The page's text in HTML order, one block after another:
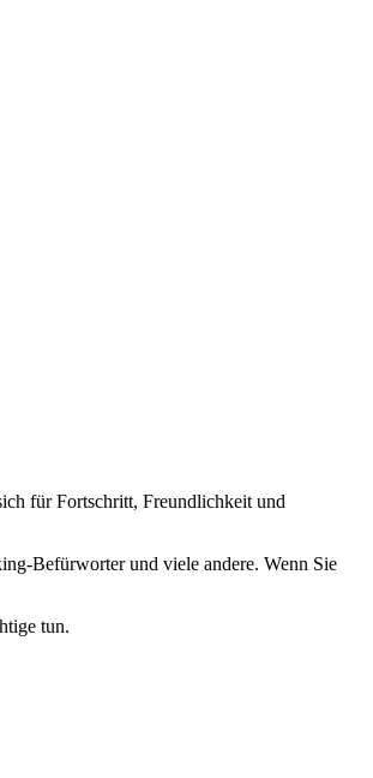
für Fortschritt, Freundlichkeit und
Befürworter und viele andere. Wenn Sie
tun.